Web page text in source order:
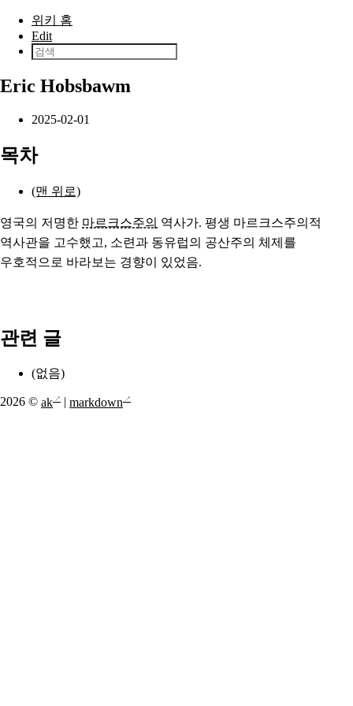
본문으로 건너뛰기
위키 홈
Edit
Eric Hobsbawm
2025-02-01
목차
(맨 위로)
영국의 저명한 마르크스주의 역사가. 평생 마르크스주의적
역사관을 고수했고, 소련과 동유럽의 공산주의 체제를
우호적으로 바라보는 경향이 있었음.
관련 글
(없음)
2026 © ak markdown